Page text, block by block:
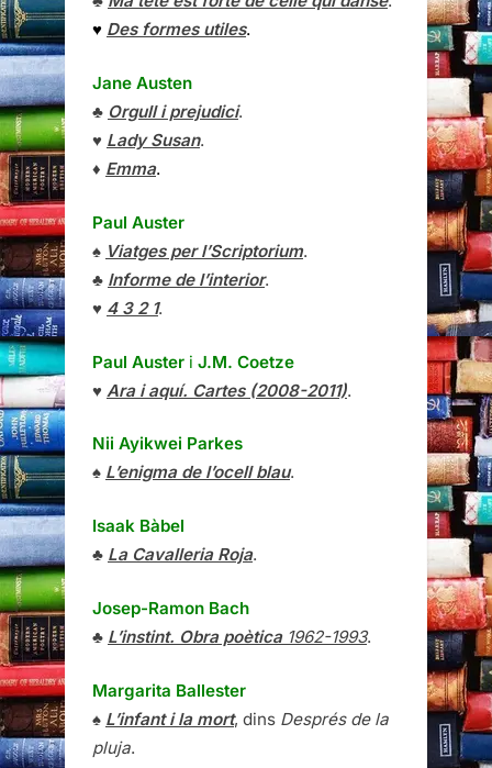
♥ Des formes utiles.
Jane Austen
♣ Orgull i prejudici.
♥ Lady Susan.
♦ Emma.
Paul Auster
♠ Viatges per l’Scriptorium.
♣ Informe de l’interior.
♥ 4 3 2 1.
Paul Auster i J.M. Coetze
♥ Ara i aquí. Cartes (2008-2011).
Nii Ayikwei Parkes
♠ L’enigma de l’ocell blau.
Isaak Bàbel
♣ La Cavalleria Roja.
Josep-Ramon Bach
♣ L’instint. Obra poètica1962-1993.
Margarita Ballester
♠ L’infant i la mort, dins Després de la
pluja.